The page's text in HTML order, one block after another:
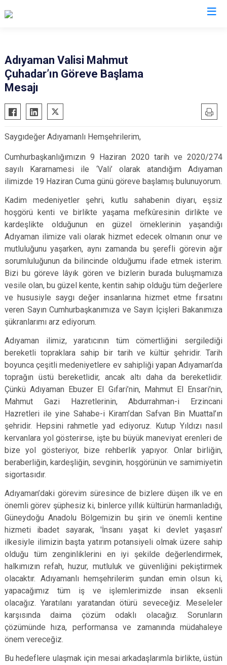
Adıyaman Valisi Mahmut
Çuhadar’ın Göreve Başlama
Mesajı
Saygıdeğer Adıyamanlı Hemşehrilerim,
Cumhurbaşkanlığımızın 9 Haziran 2020 tarih ve 2020/274
sayılı Kararnamesi ile ‘Vali’ olarak atandığım Adıyaman
ilimizde 19 Haziran Cuma günü göreve başlamış bulunuyorum.
Kadim medeniyetler şehri, kutlu sahabenin diyarı, eşsiz
hoşgörü kenti ve birlikte yaşama mefkûresinin dirlikte ve
kardeşlikte olduğunun en güzel örneklerinin yaşandığı
Adıyaman ilimize vali olarak hizmet edecek olmanın onur ve
mutluluğunu yaşarken, aynı zamanda bu şerefli görevin ağır
sorumluluğunun da bilincinde olduğumu ifade etmek isterim.
Bizi bu göreve lâyık gören ve bizlerin burada buluşmamıza
vesile olan, bu güzel kente, kentin sahip olduğu tüm değerlere
ve hususiyle saygı değer insanlarına hizmet etme fırsatını
veren Sayın Cumhurbaşkanımıza ve Sayın İçişleri Bakanımıza
şükranlarımı arz ediyorum.
Adıyaman ilimiz, yaratıcının tüm cömertliğini sergilediği
bereketli topraklara sahip bir tarih ve kültür şehridir. Tarih
boyunca çeşitli medeniyetlere ev sahipliği yapan Adıyaman’da
toprağın üstü bereketlidir, ancak altı daha da bereketlidir.
Çünkü Adıyaman Ebuzer El Gıfari’nin, Mahmut El Ensari’nin,
Mahmut Gazi Hazretlerinin, Abdurrahman-i Erzincani
Hazretleri ile yine Sahabe-i Kiram’dan Safvan Bin Muattal’ın
şehridir. Hepsini rahmetle yad ediyoruz. Kutup Yıldızı nasıl
kervanlara yol gösterirse, işte bu büyük maneviyat erenleri de
bize yol gösteriyor, bize rehberlik yapıyor. Onlar birliğin,
beraberliğin, kardeşliğin, sevginin, hoşgörünün ve samimiyetin
sigortasıdır.
Adıyaman’daki görevim süresince de bizlere düşen ilk ve en
önemli görev şüphesiz ki, binlerce yıllık kültürün harmanladığı,
Güneydoğu Anadolu Bölgemizin bu şirin ve önemli kentine
hizmeti ibadet sayarak, 'İnsanı yaşat ki devlet yaşasın'
ilkesiyle ilimizin başta yatırım potansiyeli olmak üzere sahip
olduğu tüm zenginliklerini en iyi şekilde değerlendirmek,
halkımızın refah, huzur, mutluluk ve güvenliğini pekiştirmek
olacaktır. Adıyamanlı hemşehrilerim şundan emin olsun ki,
yapacağımız tüm iş ve işlemlerimizde insan eksenli
olacağız. Yaratılanı yaratandan ötürü seveceğiz. Meseleler
karşısında daima çözüm odaklı olacağız. Sorunların
çözümünde hıza, performansa ve zamanında müdahaleye
önem vereceğiz.
Bu hedeflere ulaşmak için mesai arkadaşlarımla birlikte, üstün